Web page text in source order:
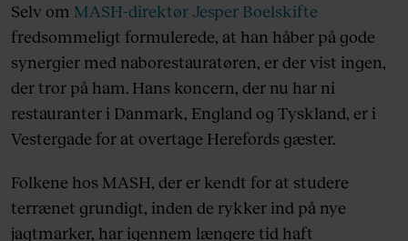
Selv om MASH-direktør Jesper Boelskifte
fredsommeligt formulerede, at han håber på gode
synergier med naborestauratøren, er der vist ingen,
der tror på ham. Hans koncern, der nu har ni
restauranter i Danmark, England og Tyskland, er i
Vestergade for at overtage Herefords gæster.
Folkene hos MASH, der er kendt for at studere
terrænet grundigt, inden de rykker ind på nye
jagtmarker, har igennem længere tid haft